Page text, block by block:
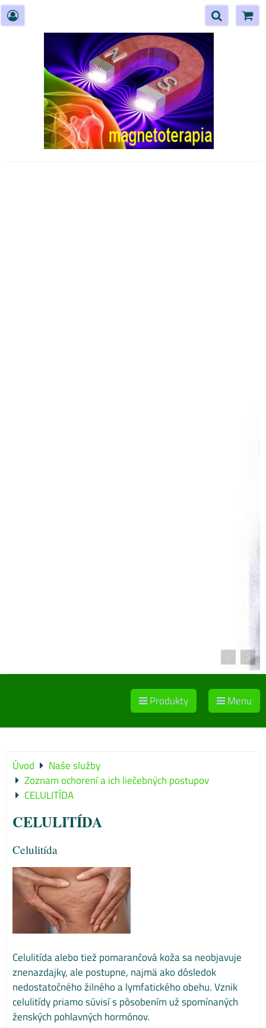
Produkty Menu
Úvod
Naše služby
Zoznam ochorení a ich liečebných postupov
CELULITÍDA
CELULITÍDA
Celulitída
Celulitída alebo tiež pomarančová koža sa neobjavuje
znenazdajky, ale postupne, najmä ako dôsledok
nedostatočného žilného a lymfatického obehu. Vznik
celulitídy priamo súvisí s pôsobením už spomínaných
ženských pohlavných hormónov.